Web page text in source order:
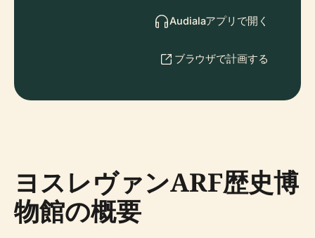
Audialaアプリで開く
ブラウザで計画する
ヨスレヴァンARF歴史博
物館の概要